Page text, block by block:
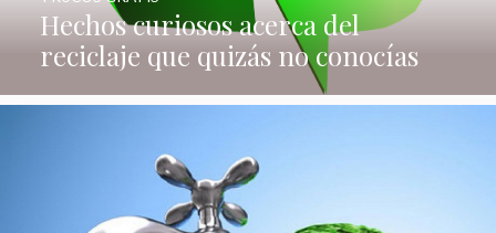
Hechos curiosos acerca del
reciclaje que quizás no conocías